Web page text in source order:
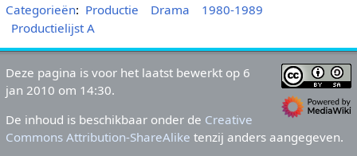
Categorieën: Productie Drama
1980-1989
Productielijst A
Deze pagina is voor het laatst bewerkt op 6
jan 2010 om 14:30.
De inhoud is beschikbaar onder de Creative
Commons Attribution-ShareAlike tenzij anders aangegeven.